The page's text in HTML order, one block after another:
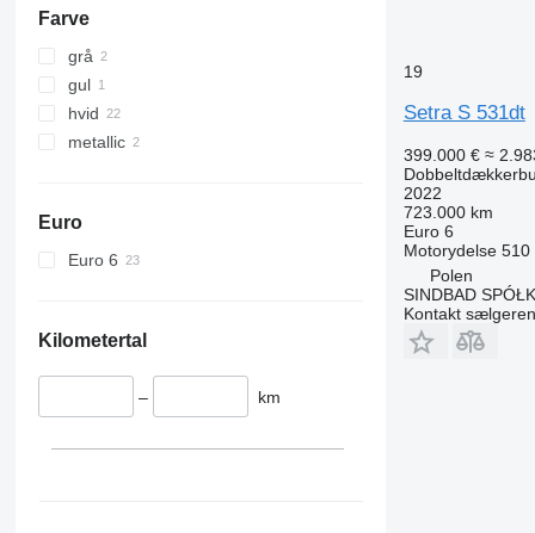
Farve
grå
gul
hvid
metallic
Euro
Euro 6
Kilometertal
– km
19
Setra S 531dt
399.000 € ≈
2022
723.000 km
Euro 6
Motorydelse 510
Polen
SINDBAD
Kontakt sælgeren